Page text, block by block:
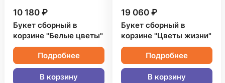
10 180 ₽
Букет сборный в
корзине "Белые цветы"
Подробнее
В корзину
19 060 ₽
Букет сборный в
корзине "Цветы жизни"
Подробнее
В корзину